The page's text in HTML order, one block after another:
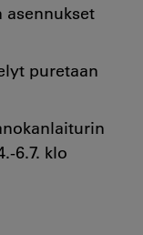
asennukset
puretaan
6.7. klo